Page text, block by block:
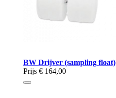
BW Drijver (sampling float)
Prijs € 164,00